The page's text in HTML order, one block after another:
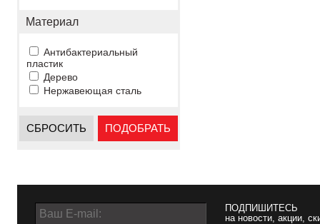
Материал
Антибактериальный
пластик
Дерево
Нержавеющая сталь
СБРОСИТЬ ПОДОБРАТЬ
ПОДПИШИТЕСЬ
на новости, акции,